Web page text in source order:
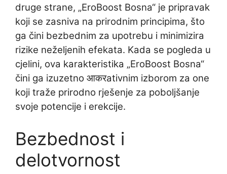
druge strane, „EroBoost Bosna“ je pripravak
koji se zasniva na prirodnim principima, što
ga čini bezbednim za upotrebu i minimizira
rizike neželjenih efekata. Kada se pogleda u
cjelini, ova karakteristika „EroBoost Bosna“
čini ga izuzetno आकरativnim izborom za one
koji traže prirodno rješenje za poboljšanje
svoje potencije i erekcije.
Bezbednost i
delotvornost